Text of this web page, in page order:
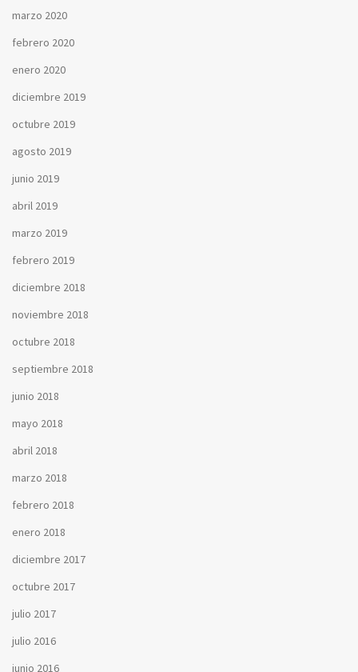
marzo 2020
febrero 2020
enero 2020
diciembre 2019
octubre 2019
agosto 2019
junio 2019
abril 2019
marzo 2019
febrero 2019
diciembre 2018
noviembre 2018
octubre 2018
septiembre 2018
junio 2018
mayo 2018
abril 2018
marzo 2018
febrero 2018
enero 2018
diciembre 2017
octubre 2017
julio 2017
julio 2016
junio 2016